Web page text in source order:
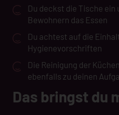
Du deckst die Tische ein
Bewohnern das Essen
Du achtest auf die
Hygienevorschriften
Die Reinigung der
ebenfalls zu deinen
Das bringst du